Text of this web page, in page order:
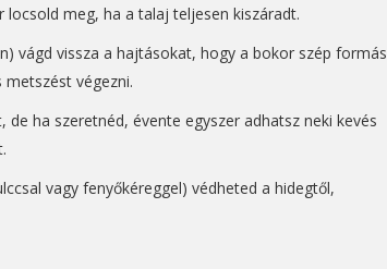
locsold meg, ha a talaj teljesen kiszáradt.
vágd vissza a hajtásokat, hogy a bokor szép formás
metszést végezni.
ha szeretnéd, évente egyszer adhatsz neki kevés
vagy fenyőkéreggel) védheted a hidegtől,